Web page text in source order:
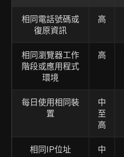
相同電話號碼或
復原資訊
高
相同瀏覽器工作
階段或應用程式
環境
高
每日使用相同裝
置
中
至
高
相同IP位址 中